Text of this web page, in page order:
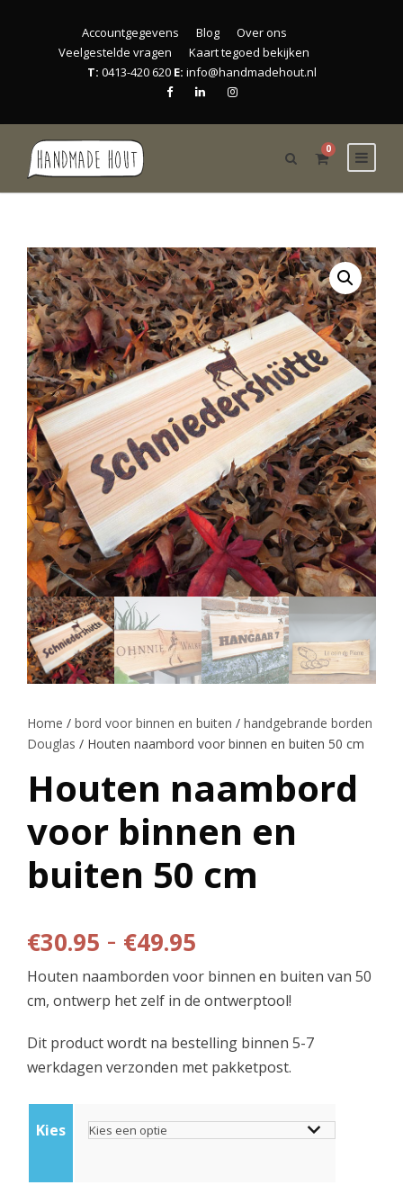
Accountgegevens Blog
Over ons
Veelgestelde vragen
Kaart tegoed bekijken
T: 0413-420 620 E: info@handmadehout.nl
0
Home / bord voor binnen en buiten / handgebrande borden
Douglas / Houten naambord voor binnen en buiten 50 cm
Houten naambord
voor binnen en
buiten 50 cm
€30.95 - €49.95
r
i
j
s
Houten naamborden voor binnen en buiten van 50
cm, ontwerp het zelf in de ontwerptool!
Dit product wordt na bestelling binnen 5-7
werkdagen verzonden met pakketpost.
Kies